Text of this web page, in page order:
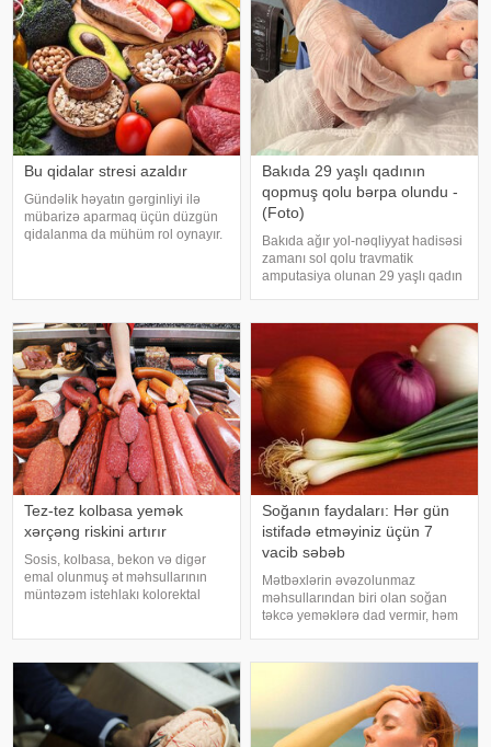
kənarınd
Bu qidalar stresi azaldır
Gündəlik həyatın gərginliyi ilə
mübarizə aparmaq üçün düzgün
qidalanma da mühüm rol oynayır.
bilər
Bakıda 29 yaşlı qadının
qopmuş qolu bərpa olundu -
(Foto)
Bakıda ağır yol-nəqliyyat hadisəsi
zamanı sol qolu travmatik
amputasiya olunan 29 yaşlı qadın
zərərçəkən Səhiyyə Nazirliyi
Akademik M.A.Topçubaşov adına
Elmi Cərrahiyy
Tez-tez kolbasa yemək
xərçəng riskini artırır
Sosis, kolbasa, bekon və digər
emal olunmuş ət məhsullarının
müntəzəm istehlakı kolorektal
Nazirliyinin Milli Kliniki
Endokrinologiy
Soğanın faydaları: Hər gün
istifadə etməyiniz üçün 7
vacib səbəb
Mətbəxlərin əvəzolunmaz
məhsullarından biri olan soğan
təkcə yeməklərə dad vermir, həm
və antioksidantlar sayəsində soğa